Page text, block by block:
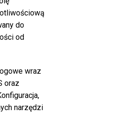
do
od
wraz
oraz
narzędzi